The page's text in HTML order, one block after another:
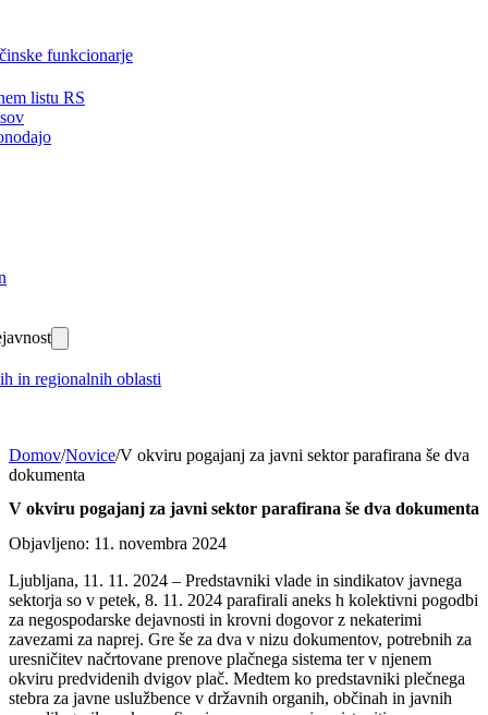
funkcionarje
listu RS
in regionalnih oblasti
Domov/Novice/V okviru pogajanj za javni sektor parafirana še dva
dokumenta
V okviru pogajanj za javni sektor parafirana še dva dokumenta
Objavljeno: 11. novembra 2024
Ljubljana, 11. 11. 2024 – Predstavniki vlade in sindikatov javnega
sektorja so v petek, 8. 11. 2024 parafirali aneks h kolektivni pogodbi
za negospodarske dejavnosti in krovni dogovor z nekaterimi
zavezami za naprej. Gre še za dva v nizu dokumentov, potrebnih za
uresničitev načrtovane prenove plačnega sistema ter v njenem
okviru predvidenih dvigov plač. Medtem ko predstavniki plečnega
stebra za javne uslužbence v državnih organih, občinah in javnih